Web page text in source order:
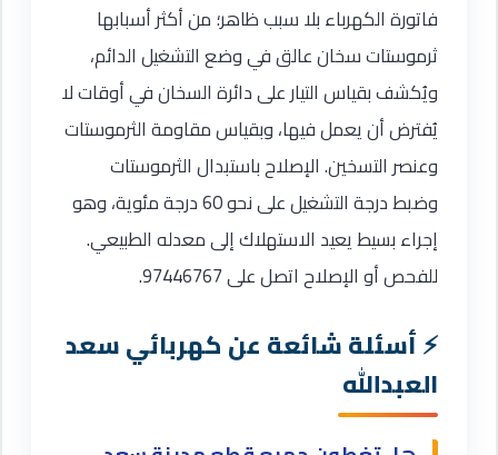
فاتورة الكهرباء بلا سبب ظاهر؛ من أكثر أسبابها
ثرموستات سخان عالق في وضع التشغيل الدائم،
ويُكشف بقياس التيار على دائرة السخان في أوقات لا
يُفترض أن يعمل فيها، وبقياس مقاومة الثرموستات
وعنصر التسخين. الإصلاح باستبدال الثرموستات
وضبط درجة التشغيل على نحو 60 درجة مئوية، وهو
إجراء بسيط يعيد الاستهلاك إلى معدله الطبيعي.
للفحص أو الإصلاح اتصل على 97446767.
أسئلة شائعة عن كهربائي سعد
العبدالله